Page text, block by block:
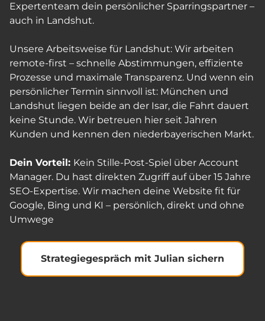
Expertenteam dein persönlicher Sparringspartner –
auch in Landshut.
Unsere Arbeitsweise für Landshut: Wir arbeiten
remote-first – schnelle Abstimmungen, effiziente
Prozesse und maximale Transparenz. Und wenn ein
persönlicher Termin sinnvoll ist: München und
Landshut liegen beide an der Isar, die Fahrt dauert
keine Stunde. Wir betreuen hier seit Jahren
Kunden und kennen den niederbayerischen Markt.
Dein Vorteil: Kein Stille-Post-Spiel über Account
Manager. Du hast direkten Zugriff auf über 15 Jahre
SEO-Expertise. Wir machen deine Website fit für
Google, Bing und KI – persönlich, direkt und ohne
Umwege
Strategiegespräch mit Julian sichern